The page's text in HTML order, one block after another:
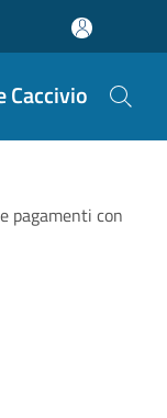
Caccivio
pagamenti con